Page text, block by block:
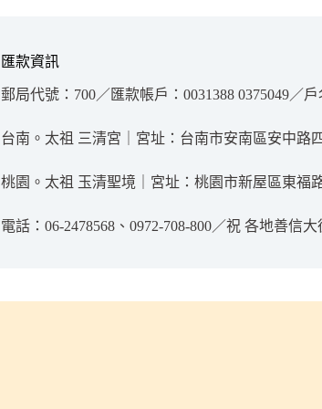
匯款資訊
郵局代號：700／匯款帳戶：0031388 0375049／
台南。太祖 三清宮｜宮址：台南市安南區安中路
桃園。太祖 玉清聖境｜宮址：桃園市新屋區東福
電話：06-2478568、0972-708-800／祝 各地善